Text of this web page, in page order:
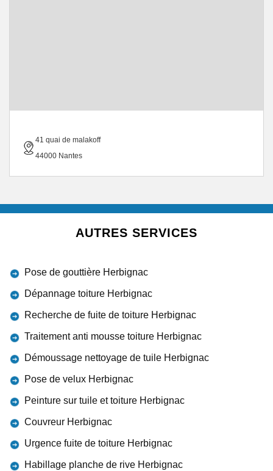
41 quai de malakoff
44000 Nantes
AUTRES SERVICES
Pose de gouttière Herbignac
Dépannage toiture Herbignac
Recherche de fuite de toiture Herbignac
Traitement anti mousse toiture Herbignac
Démoussage nettoyage de tuile Herbignac
Pose de velux Herbignac
Peinture sur tuile et toiture Herbignac
Couvreur Herbignac
Urgence fuite de toiture Herbignac
Habillage planche de rive Herbignac